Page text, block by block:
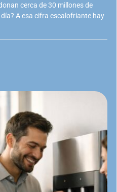
cerca de 30 millones de
A esa cifra escalofriante hay